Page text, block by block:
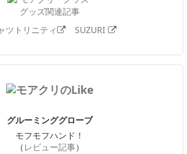
グッズ関連記事
ツトリニティ
SUZURI
グルーミンググローブ
モフモフハンド！
（ レビュー記事）